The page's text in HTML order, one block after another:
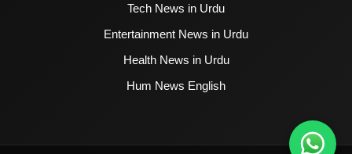
Tech News in Urdu
Entertainment News in Urdu
Health News in Urdu
Hum News English